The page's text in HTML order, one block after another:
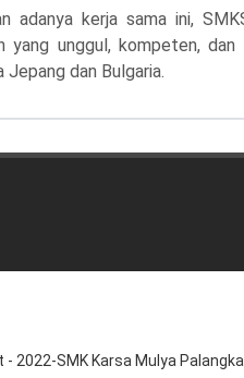
adanya kerja sama ini,
yang unggul, kompeten,
Jepang dan Bulgaria.
- 2022-SMK Karsa Mulya